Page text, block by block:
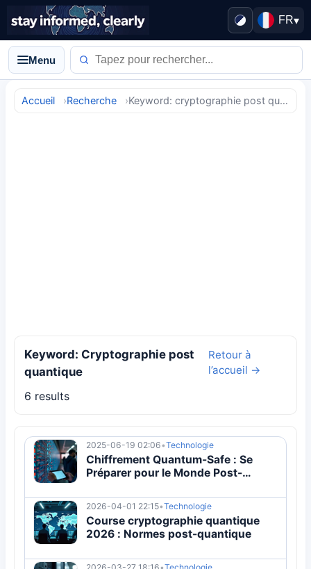
FR▾
Menu
Accueil Recherche Keyword: cryptographie post quantique
Keyword: Cryptographie post
quantique
Retour à
l’accueil →
6 results
2025-06-19 02:06•Technologie
Chiffrement Quantum-Safe : Se
Préparer pour le Monde Post-
2026-04-01 22:15•Technologie
Course cryptographie quantique
2026 : Normes post-quantique